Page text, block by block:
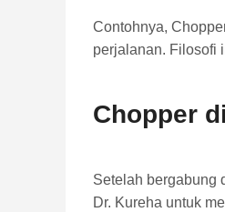
Contohnya,
perjalanan. Filosofi
Chopper
Setelah bergabung
Dr. Kureha untuk